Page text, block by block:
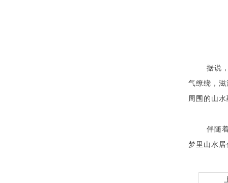
据说
气缭绕，
周围的山
伴随
梦里山水